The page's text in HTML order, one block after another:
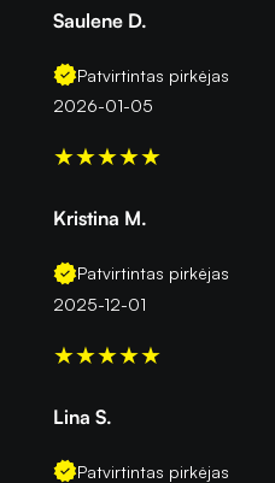
Saulene D.
Patvirtintas pirkėjas
2026-01-05
★★★★★
Kristina M.
Patvirtintas pirkėjas
2025-12-01
★★★★★
Lina S.
Patvirtintas pirkėjas